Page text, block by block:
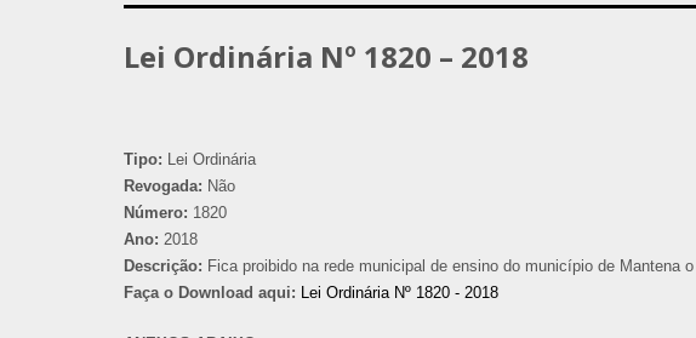
Lei Ordinária Nº 1820 – 2018
Tipo: Lei Ordinária
Revogada: Não
Número: 1820
Ano: 2018
Descrição: Fica proibido na rede municipal de ensino do município de Mantena
Faça o Download aqui: Lei Ordinária Nº 1820 - 2018